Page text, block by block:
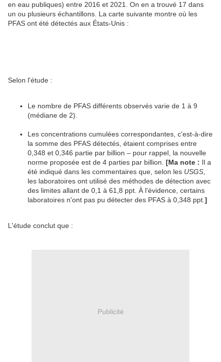
en eau publiques) entre 2016 et 2021. On en a trouvé 17 dans
un ou plusieurs échantillons. La carte suivante montre où les
PFAS ont été détectés aux États-Unis :
Selon l'étude :
Le nombre de PFAS différents observés varie de 1 à 9
(médiane de 2).
Les concentrations cumulées correspondantes, c'est-à-dire
la somme des PFAS détectés, étaient comprises entre
0,348 et 0,346 partie par billion – pour rappel, la nouvelle
norme proposée est de 4 parties par billion. [Ma note : Il a
été indiqué dans les commentaires que, selon les USGS,
les laboratoires ont utilisé des méthodes de détection avec
des limites allant de 0,1 à 61,8 ppt. À l'évidence, certains
laboratoires n'ont pas pu détecter des PFAS à 0,348 ppt.]
L'étude conclut que :
Publicité